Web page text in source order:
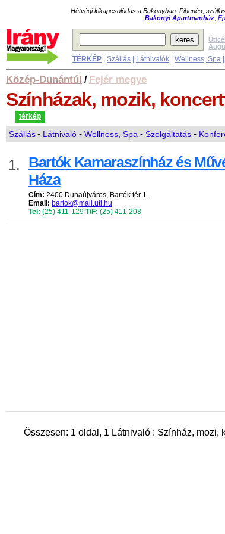
Hétvégi kikapcsolódás a Bakonyban. Pihenés,
Bakonyi Apartmanház
Úticél
TÉRKÉP Szállás Látnivalók Wellness, Spa
Közép-Dunántúl / Fejér megye
Színházak, mozik,
térkép
Szállás- Látnivaló - Wellness, Spa - Szolgáltatás -
1.
Bartók Kamaraszínház és
Háza
Cím: 2400 Dunaújváros, Bartók tér 1.
Email: bartok@mail.uti.hu
Tel: (25) 411-129 T/F: (25) 411-208
Összesen: 1 oldal, 1 Látnivaló : Színház, mozi,